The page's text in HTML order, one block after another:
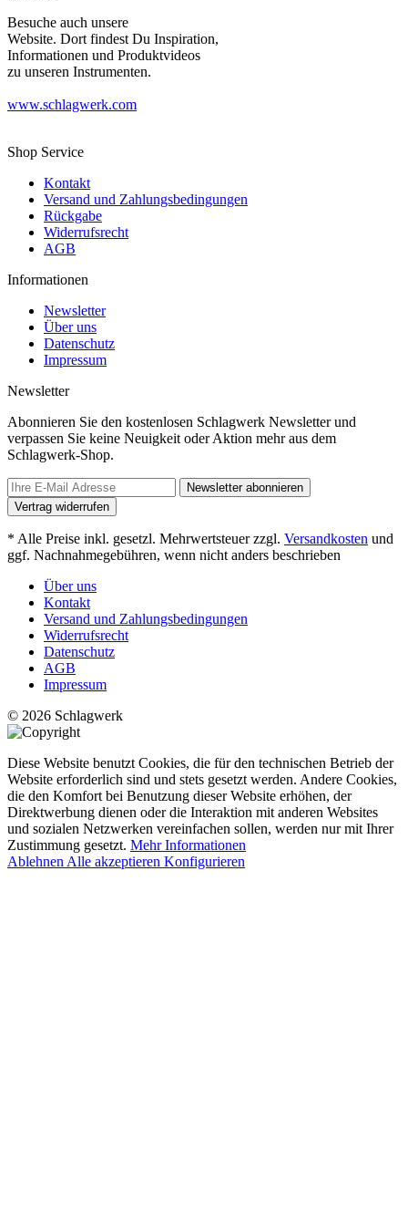
Besuche auch unsere
Website. Dort findest Du Inspiration,
Informationen und Produktvideos
zu unseren Instrumenten.
www.schlagwerk.com
Shop Service
Kontakt
Versand und Zahlungsbedingungen
Rückgabe
Widerrufsrecht
AGB
Informationen
Newsletter
Über uns
Datenschutz
Impressum
Newsletter
Abonnieren Sie den kostenlosen Schlagwerk Newsletter und
verpassen Sie keine Neuigkeit oder Aktion mehr aus dem
Schlagwerk-Shop.
Newsletter abonnieren
Vertrag widerrufen
* Alle Preise inkl. gesetzl. Mehrwertsteuer zzgl. Versandkosten und
ggf. Nachnahmegebühren, wenn nicht anders beschrieben
Über uns
Kontakt
Versand und Zahlungsbedingungen
Widerrufsrecht
Datenschutz
AGB
Impressum
© 2026 Schlagwerk
Diese Website benutzt Cookies, die für den technischen Betrieb der
Website erforderlich sind und stets gesetzt werden. Andere Cookies,
die den Komfort bei Benutzung dieser Website erhöhen, der
Direktwerbung dienen oder die Interaktion mit anderen Websites
und sozialen Netzwerken vereinfachen sollen, werden nur mit Ihrer
Zustimmung gesetzt. Mehr Informationen
Ablehnen Alle akzeptieren Konfigurieren